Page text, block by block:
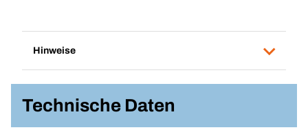
Hinweise
Technische Daten